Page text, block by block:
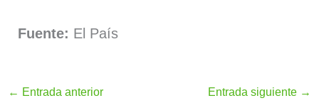
Fuente: El País
← Entrada anterior Entrada siguiente →